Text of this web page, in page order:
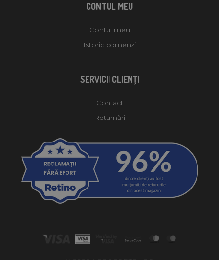
CONTUL MEU
Contul meu
Istoric comenzi
SERVICII CLIENŢI
Contact
Returnări